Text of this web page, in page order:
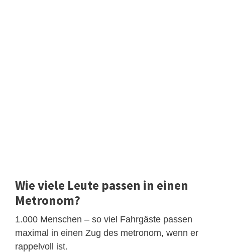
Wie viele Leute passen in einen
Metronom?
1.000 Menschen – so viel Fahrgäste passen
maximal in einen Zug des metronom, wenn er
rappelvoll ist.